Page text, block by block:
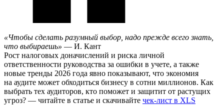
«Чтобы сделать разумный выбор, надо прежде всего знать,
что выбираешь» — И. Кант
Рост налоговых доначислений и риска личной
ответственности руководства за ошибки в учете, а также
новые тренды 2026 года явно показывают, что экономия
на аудите может обходиться бизнесу в сотни миллионов. Как
выбрать тех аудиторов, кто поможет и защитит от растущих
угроз? — читайте в статье и скачивайте чек-лист в XLS